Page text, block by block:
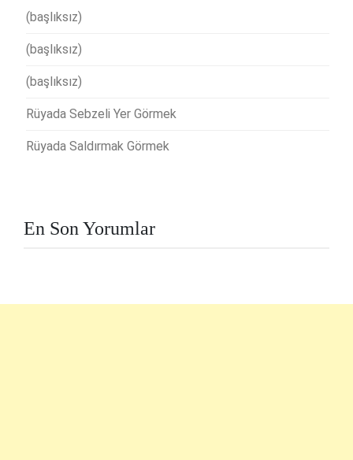
(başlıksız)
(başlıksız)
(başlıksız)
Rüyada Sebzeli Yer Görmek
Rüyada Saldırmak Görmek
En Son Yorumlar